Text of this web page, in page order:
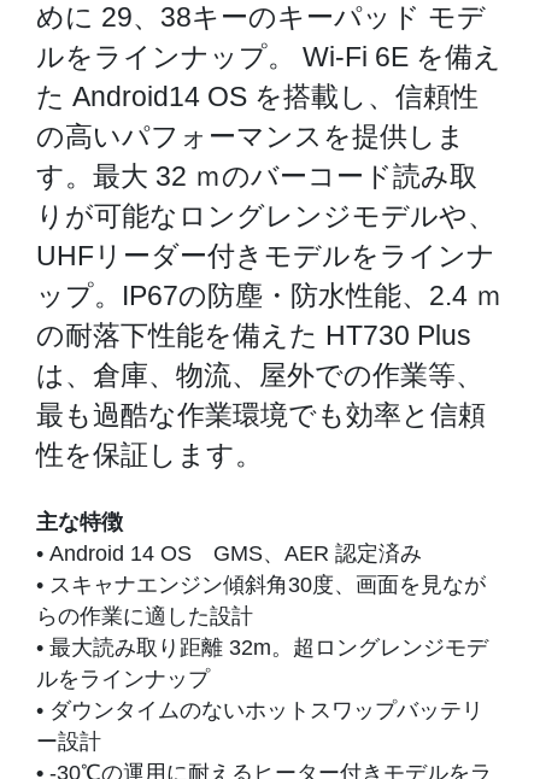
めに 29、38キーのキーパッド モデ
ルをラインナップ。 Wi-Fi 6E を備え
た Android14 OS を搭載し、信頼性
の高いパフォーマンスを提供しま
す。最大 32 ｍのバーコード読み取
りが可能なロングレンジモデルや、
UHFリーダー付きモデルをラインナ
ップ。IP67の防塵・防水性能、2.4 ｍ
の耐落下性能を備えた HT730 Plus
は、倉庫、物流、屋外での作業等、
最も過酷な作業環境でも効率と信頼
性を保証します。
主な特徴
• Android 14 OS GMS、AER 認定済み
• スキャナエンジン傾斜角30度、画面を見なが
らの作業に適した設計
• 最大読み取り距離 32m。超ロングレンジモデ
ルをラインナップ
• ダウンタイムのないホットスワップバッテリ
ー設計
• -30℃の運用に耐えるヒーター付きモデルをラ